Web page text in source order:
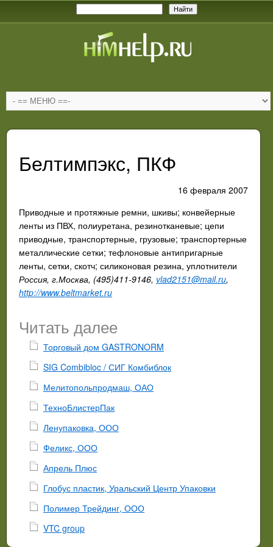
Белтимпэкс, ПКФ
16 февраля 2007
Приводные и протяжные ремни, шкивы; конвейерные
ленты из ПВХ, полиуретана, резинотканевые; цепи
приводные, транспортерные, грузовые; транспортерные
металлические сетки; тефлоновые антипригарные
ленты, сетки, скотч; силиконовая резина, уплотнители
Россия, г.Москва, (495)411-9146, vlad2151@mail.ru,
http://www.beltmarket.ru
Читать далее
Торговый дом GASTRONORM
SIG Combibloc / СИГ Комбиблок
Мелитопольпродмаш, ОАО
ТехноБлистерПак
Ленупаковка, ООО
Феликс, ООО
Апрель Плюс
Глобус пластик, Уральский Центр Упаковки
Полимер Трейдинг, ООО
VTC group